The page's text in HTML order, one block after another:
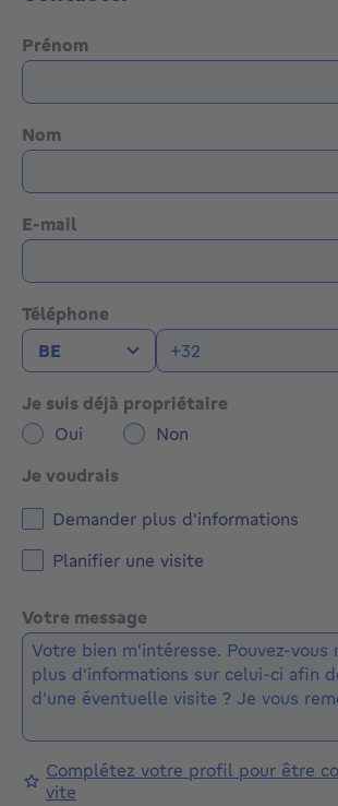
Prénom
Nom
E-mail
Téléphone
Je suis déjà propriétaire
Oui
Non
Je voudrais
Demander plus d'informations
Planifier une visite
Votre message
Complétez votre profil pour être
vite